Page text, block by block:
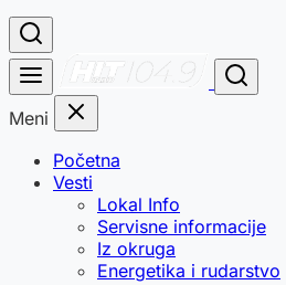
Meni
Početna
Vesti
Lokal Info
Servisne informacije
Iz okruga
Energetika i rudarstvo